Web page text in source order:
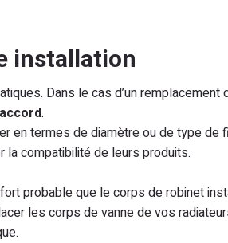
installation
Dans le cas d’un
.
en termes de diamètre ou de type
la compatibilité de leurs produits.
probable que le corps de robinet
les corps de vanne de vos